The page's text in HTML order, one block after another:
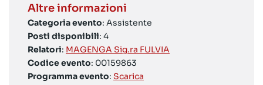
Altre informazioni
Categoria evento: Assistente
Posti disponibili: 4
Relatori: MAGENGA Sig.ra FULVIA
Codice evento: 00159863
Programma evento: Scarica